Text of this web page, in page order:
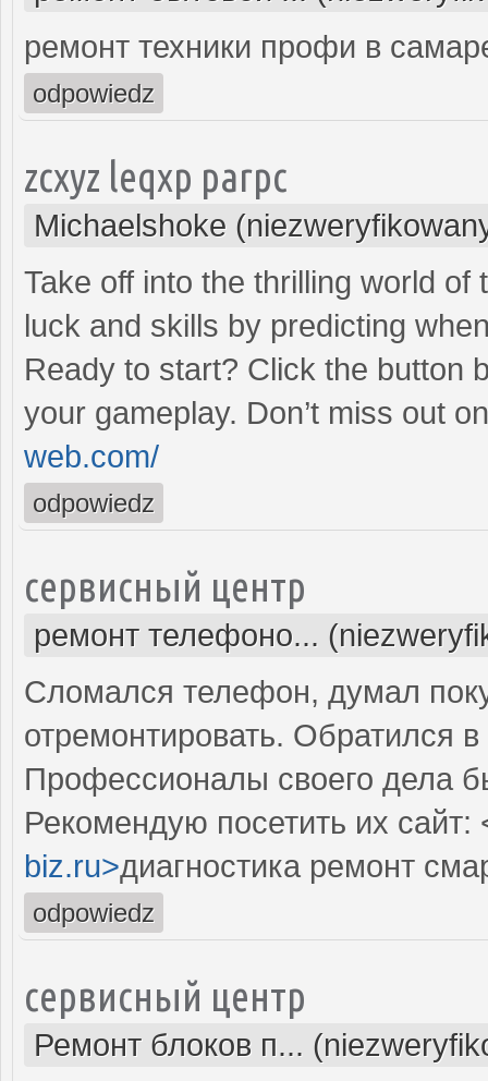
ремонт техники профи в
odpowiedz
zcxyz leqxp parpc
Michaelshoke
Take off into the thrilling world
luck and skills by predicting
Ready to start? Click the button
your gameplay. Don’t miss out
web.com/
odpowiedz
сервисный центр
ремонт телефоно...
Сломался телефон, думал
отремонтировать. Обратился
Профессионалы своего дела
Рекомендую посетить их сайт:
biz.ru>диагностика ремонт
odpowiedz
сервисный центр
Ремонт блоков п...